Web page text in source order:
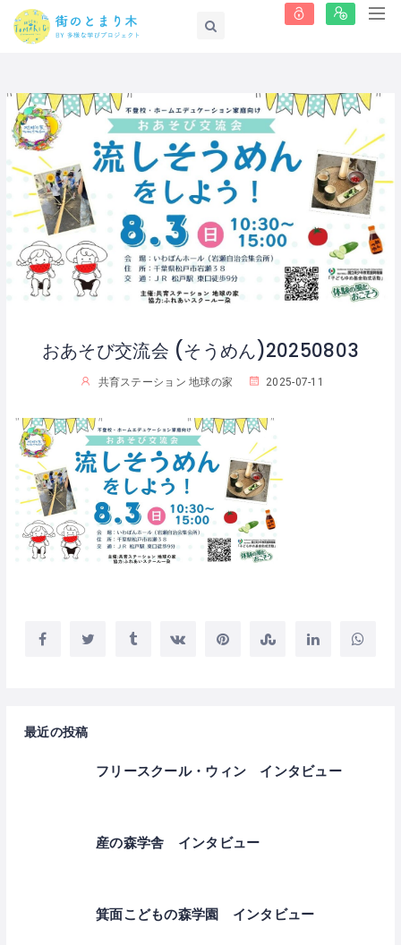
おあそび交流会 (そうめん)20250803
共育ステーション 地球の家 2025-07-11
最近の投稿
フリースクール・ウィン インタビュー
産の森学舎 インタビュー
箕面こどもの森学園 インタビュー